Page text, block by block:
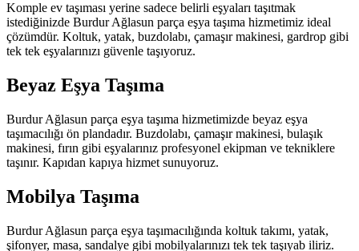
Komple ev taşıması yerine sadece belirli eşyaları taşıtmak
istediğinizde Burdur Ağlasun parça eşya taşıma hizmetimiz ideal
çözümdür. Koltuk, yatak, buzdolabı, çamaşır makinesi, gardrop gibi
tek tek eşyalarınızı güvenle taşıyoruz.
Beyaz Eşya Taşıma
Burdur Ağlasun parça eşya taşıma hizmetimizde beyaz eşya
taşımacılığı ön plandadır. Buzdolabı, çamaşır makinesi, bulaşık
makinesi, fırın gibi eşyalarınız profesyonel ekipman ve tekniklere
taşınır. Kapıdan kapıya hizmet sunuyoruz.
Mobilya Taşıma
Burdur Ağlasun parça eşya taşımacılığında koltuk takımı, yatak,
şifonyer, masa, sandalye gibi mobilyalarınızı tek tek taşıyab iliriz.